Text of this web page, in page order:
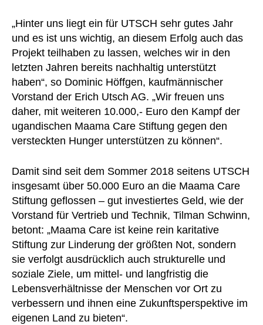
„Hinter uns liegt ein für UTSCH sehr gutes Jahr
und es ist uns wichtig, an diesem Erfolg auch das
Projekt teilhaben zu lassen, welches wir in den
letzten Jahren bereits nachhaltig unterstützt
haben“, so Dominic Höffgen, kaufmännischer
Vorstand der Erich Utsch AG. „Wir freuen uns
daher, mit weiteren 10.000,- Euro den Kampf der
ugandischen Maama Care Stiftung gegen den
versteckten Hunger unterstützen zu können“.
Damit sind seit dem Sommer 2018 seitens UTSCH
insgesamt über 50.000 Euro an die Maama Care
Stiftung geflossen – gut investiertes Geld, wie der
Vorstand für Vertrieb und Technik, Tilman Schwinn,
betont: „Maama Care ist keine rein karitative
Stiftung zur Linderung der größten Not, sondern
sie verfolgt ausdrücklich auch strukturelle und
soziale Ziele, um mittel- und langfristig die
Lebensverhältnisse der Menschen vor Ort zu
verbessern und ihnen eine Zukunftsperspektive im
eigenen Land zu bieten“.